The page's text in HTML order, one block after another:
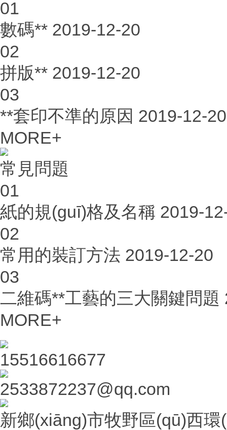
01
數碼** 2019-12-20
02
拼版** 2019-12-20
03
**套印不準的原因 2019-12-20
MORE+
常見問題
01
紙的規(guī)格及名稱 2019-
02
常用的裝訂方法 2019-12-20
03
二維碼**工藝的三大關鍵問題
MORE+
15516616677
2533872237@qq.com
新鄉(xiāng)市牧野區(qū)西